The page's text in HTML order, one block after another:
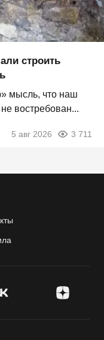
строить
мысль, что наш
востребован...
5 авг 2026 3 711